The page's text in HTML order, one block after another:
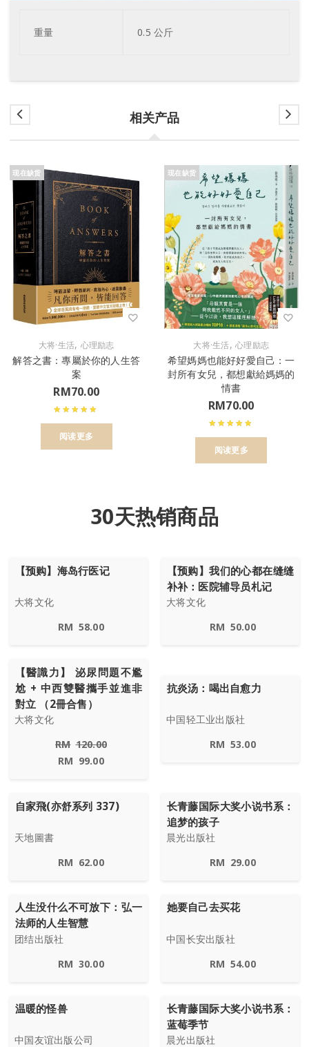
重量 0.5 公斤
相关产品
现在缺货
大将·生活, 心理励志
解答之書：專屬於你的人生答
案
RM70.00
阅读更多
现在缺货
大将·生活,心理励志
希望媽媽也能好好愛自己：一
封所有女兒，都想獻給媽媽的
情書
RM70.00
阅读更多
30天热销商品
【预购】海岛行医记
大将文化
RM 58.00
【预购】我们的心都在缝缝
补补：医院辅导员札记
大将文化
RM 50.00
【醫識力】 泌尿問題不尷
尬 + 中西雙醫攜手並進非
對立 （2冊合售）
大将文化
RM 120.00
RM 99.00
抗炎汤：喝出自愈力
中国轻工业出版社
RM 53.00
自家飛(亦舒系列 337)
天地圖書
RM 62.00
长青藤国际大奖小说书系：
追梦的孩子
晨光出版社
RM 29.00
人生没什么不可放下：弘一
法师的人生智慧
团结出版社
RM 30.00
她要自己去买花
中国长安出版社
RM 54.00
温暖的怪兽
中国友谊出版公司
长青藤国际大奖小说书系：
蓝莓季节
晨光出版社